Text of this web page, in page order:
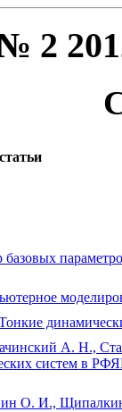
2
А. Н.,
систем в
О. И., Щипалкин